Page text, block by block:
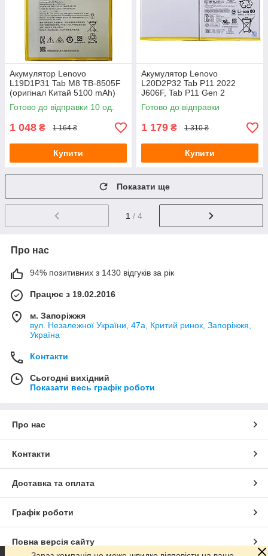
Акумулятор Lenovo
L19D1P31 Tab M8 TB-8505F
(оригінал Китай 5100 mAh)
Готово до відправки 10 од.
1 048 ₴ 1 164 ₴
Купити
Акумулятор Lenovo
L20D2P32 Tab P11 2022
J606F, Tab P11 Gen 2
TB350FU, Tab M10 Plus 3rd
Gen TB-125 (Версія 2
Готово до відправки
1 179 ₴ 1 310 ₴
Купити
Показати ще
1 / 4
Про нас
94% позитивних з 1430 відгуків за рік
Працює з 19.02.2016
м. Запоріжжя
вул. Незалежної України, 47а, Критий ринок, Запоріжжя,
Україна
Контакти
Сьогодні вихідний
Показати весь графік роботи
Про нас
Контакти
Доставка та оплата
Графік роботи
Повна версія сайту